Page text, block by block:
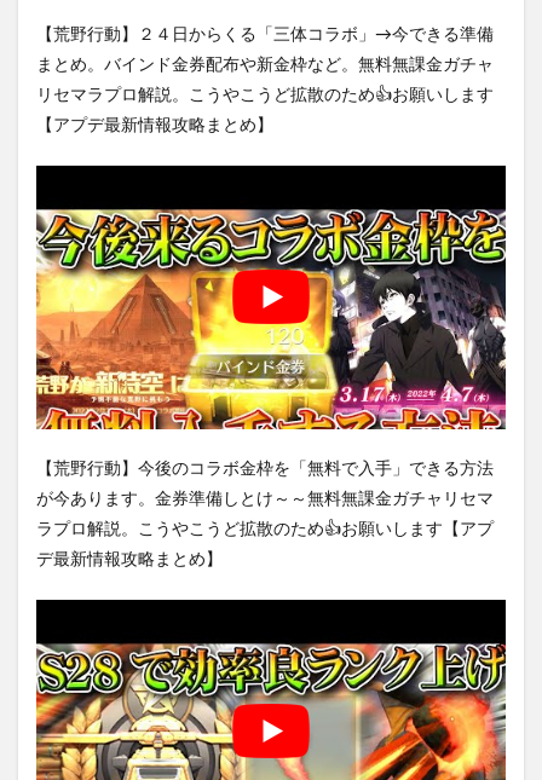
【荒野行動】２４日からくる「三体コラボ」→今できる準備
まとめ。バインド金券配布や新金枠など。無料無課金ガチャ
リセマラプロ解説。こうやこうど拡散のため👍お願いします
【アプデ最新情報攻略まとめ】
【荒野行動】今後のコラボ金枠を「無料で入手」できる方法
が今あります。金券準備しとけ～～無料無課金ガチャリセマ
ラプロ解説。こうやこうど拡散のため👍お願いします【アプ
デ最新情報攻略まとめ】